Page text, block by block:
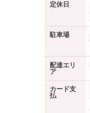
定休日
駐車場
配達エリ
ア
カード支
払